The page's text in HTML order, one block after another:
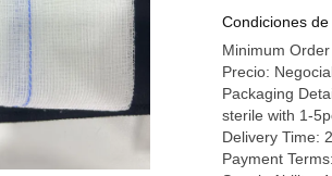
Condiciones
Minimum
Precio:
Packaging
sterile with 1-
Delivery Time:
Payment